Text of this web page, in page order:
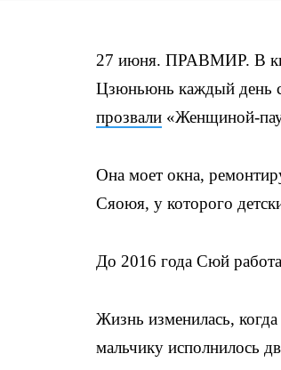
27 июня. ПРАВМИР. В
Цзюньюнь каждый день
прозвали «Женщиной-
Она моет окна,
Сяоюя, у которого
До 2016 года Сюй
Жизнь изменилась,
мальчику исполнилось